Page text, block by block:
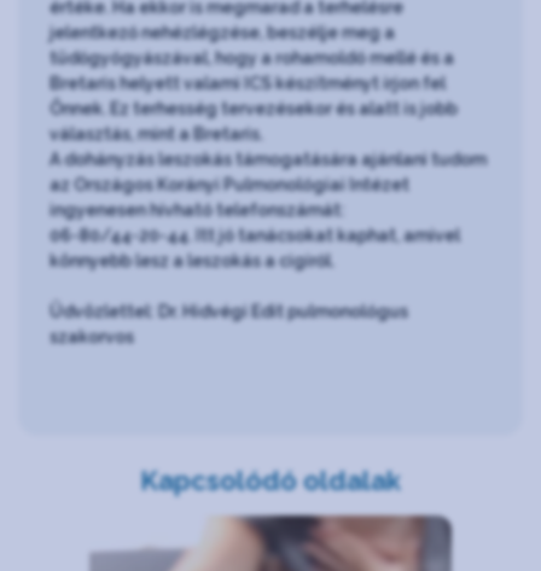
értéke. Ha ekkor is megmarad a terhelésre
jelentkező nehézlégzése, beszélje meg a
tüdőgyógyászával, hogy a rohamoldó mellé és a
Bretaris helyett valami ICS készítményt írjon fel
Önnek. Ez terhesség tervezésekor és alatt is jobb
választás, mint a Bretaris.
A dohányzás leszokás támogatására ajánlani tudom
az Országos Korányi Pulmonológiai Intézet
ingyenesen hívható telefonszámát:
06-80/44-20-44. Itt jó tanácsokat kaphat, amivel
könnyebb lesz a leszokás a cigiről.
Üdvözlettel: Dr. Hidvégi Edit pulmonológus
szakorvos
Kapcsolódó oldalak